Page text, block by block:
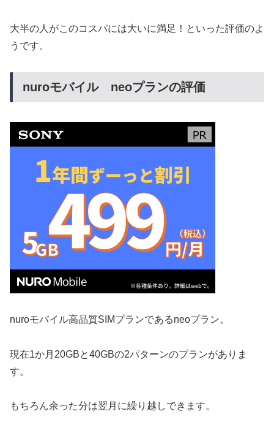
大半の人がこのコスパには大いに満足！といった評価のよ
うです。
nuroモバイル neoプランの評価
nuroモバイル高品質SIMプランであるneoプラン。
現在1か月20GBと40GBの2パターンのプランがありま
す。
もちろん余った分は翌月に繰り越しできます。